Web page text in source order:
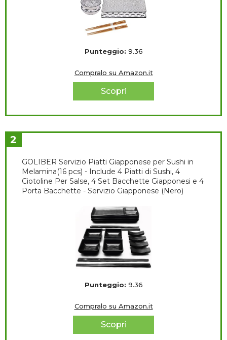
Punteggio: 9.36
Compralo su Amazon.it
Scopri
2
GOLIBER Servizio Piatti Giapponese per Sushi in
Melamina(16 pcs) - Include 4 Piatti di Sushi, 4
Ciotoline Per Salse, 4 Set Bacchette Giapponesi e 4
Porta Bacchette - Servizio Giapponese (Nero)
Punteggio: 9.36
Compralo su Amazon.it
Scopri